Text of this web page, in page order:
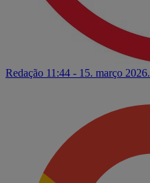
Redação 11:44 - 15. março 2026.